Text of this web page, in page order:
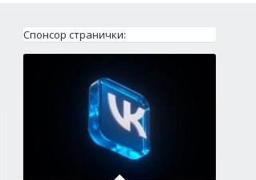
Спонсор странички: